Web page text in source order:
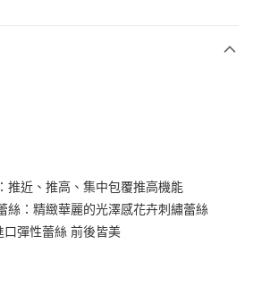
含以上)免運費
推近、推高、集中包覆推高機能
絲：精緻華麗的光澤感花卉刺繡蕾絲
彈性蕾絲 前後皆美